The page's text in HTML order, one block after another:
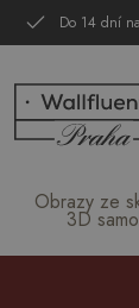
Do 14 dní
Obrazy ze
3D